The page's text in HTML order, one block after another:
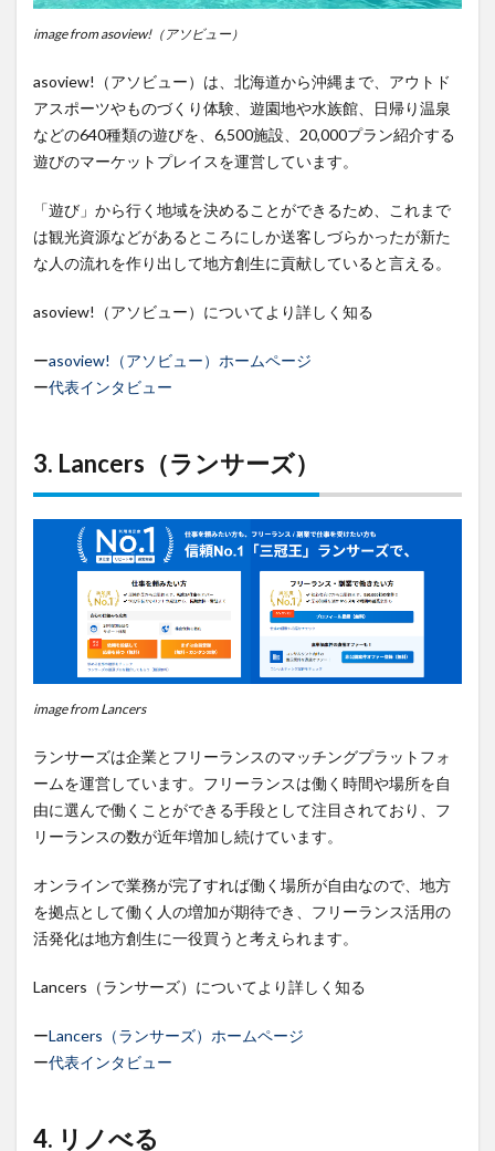
image from asoview!（アソビュー）
asoview!（アソビュー）は、北海道から沖縄まで、アウトド
アスポーツやものづくり体験、遊園地や水族館、日帰り温泉
などの640種類の遊びを、6,500施設、20,000プラン紹介する
遊びのマーケットプレイスを運営しています。
「遊び」から行く地域を決めることができるため、これまで
は観光資源などがあるところにしか送客しづらかったが新た
な人の流れを作り出して地方創生に貢献していると言える。
asoview!（アソビュー）についてより詳しく知る
ーasoview!（アソビュー）ホームページ
ー代表インタビュー
3. Lancers（ランサーズ）
image from Lancers
ランサーズは企業とフリーランスのマッチングプラットフォ
ームを運営しています。フリーランスは働く時間や場所を自
由に選んで働くことができる手段として注目されており、フ
リーランスの数が近年増加し続けています。
オンラインで業務が完了すれば働く場所が自由なので、地方
を拠点として働く人の増加が期待でき、フリーランス活用の
活発化は地方創生に一役買うと考えられます。
Lancers（ランサーズ）についてより詳しく知る
ーLancers（ランサーズ）ホームページ
ー代表インタビュー
4. リノべる